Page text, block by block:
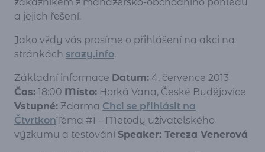
a jejich řešení.
Jako vždy vás prosíme o přihlášení na akci na
stránkách srazy.info.
Základní informace Datum: 4. července 2013
Čas: 18:00 Místo: Horká Vana, České Budějovice
Vstupné: Zdarma Chci se přihlásit na
ČtvrtkonTéma #1 – Metody uživatelského
výzkumu a testování Speaker: Tereza Venerová